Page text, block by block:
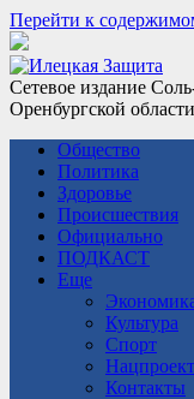
Перейти к
Сетевое издание
Оренбургской области
Общество
Политика
Здоровье
Происшествия
Официально
ПОДКАСТ
Еще
Культура
Спорт
Контакты